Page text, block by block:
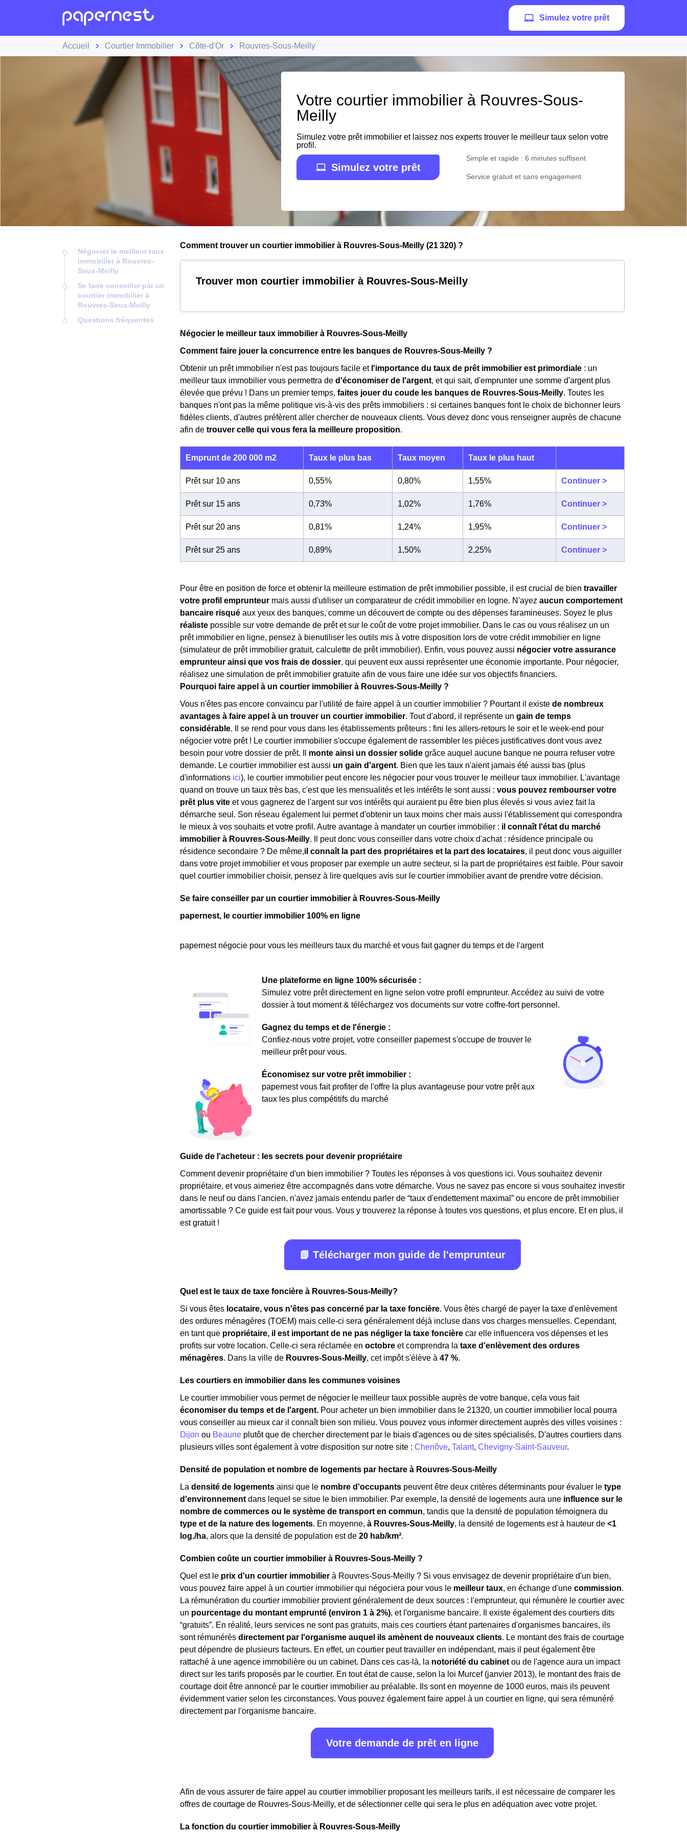
Simulez votre prêt
Accueil Courtier Immobilier Côte-d'Or Rouvres-Sous-Meilly
Votre courtier immobilier à Rouvres-Sous-
Meilly
Simulez votre prêt immobilier et laissez nos experts trouver le meilleur taux selon votre
profil.
Simulez votre prêt
Simple et rapide : 6 minutes suffisent
Service gratuit et sans engagement
Négocier le meilleur taux
immobilier à Rouvres-
Sous-Meilly
Se faire conseiller par un
courtier immobilier à
Rouvres-Sous-Meilly
Questions fréquentes
Comment trouver un courtier immobilier à Rouvres-Sous-Meilly (21 320) ?
Trouver mon courtier immobilier à Rouvres-Sous-Meilly
Négocier le meilleur taux immobilier à Rouvres-Sous-Meilly
Comment faire jouer la concurrence entre les banques de Rouvres-Sous-Meilly ?
Obtenir un prêt immobilier n'est pas toujours facile et l'importance du taux de prêt immobilier est primordiale : un
meilleur taux immobilier vous permettra de d'économiser de l'argent, et qui sait, d'emprunter une somme d'argent plus
élevée que prévu ! Dans un premier temps, faites jouer du coude les banques de Rouvres-Sous-Meilly. Toutes les
banques n'ont pas la même politique vis-à-vis des prêts immobiliers : si certaines banques font le choix de bichonner leurs
fidèles clients, d'autres préfèrent aller chercher de nouveaux clients. Vous devez donc vous renseigner auprès de chacune
afin de trouver celle qui vous fera la meilleure proposition.
Emprunt de 200 000 m2 Taux le plus bas Taux moyen Taux le plus haut
Prêt sur 10 ans 0,55% 0,80% 1,55% Continuer >
Prêt sur 15 ans 0,73% 1,02% 1,76% Continuer >
Prêt sur 20 ans 0,81% 1,24% 1,95% Continuer >
Prêt sur 25 ans 0,89% 1,50% 2,25% Continuer >
Pour être en position de force et obtenir la meilleure estimation de prêt immobilier possible, il est crucial de bien travailler
votre profil emprunteur mais aussi d'utiliser un comparateur de crédit immobilier en logne. N'ayez aucun comportement
bancaire risqué aux yeux des banques, comme un découvert de compte ou des dépenses faramineuses. Soyez le plus
réaliste possible sur votre demande de prêt et sur le coût de votre projet immobilier. Dans le cas ou vous réalisez un un
prêt immobilier en ligne, pensez à bienutiliser les outils mis à votre disposition lors de votre crédit immobilier en ligne
(simulateur de prêt immobilier gratuit, calculette de prêt immobilier). Enfin, vous pouvez aussi négocier votre assurance
emprunteur ainsi que vos frais de dossier, qui peuvent eux aussi représenter une économie importante. Pour négocier,
réalisez une simulation de prêt immobilier gratuite afin de vous faire une idée sur vos objectifs financiers.
Pourquoi faire appel à un courtier immobilier à Rouvres-Sous-Meilly ?
Vous n'êtes pas encore convaincu par l'utilité de faire appel à un courtier immobilier ? Pourtant il existe de nombreux
avantages à faire appel à un trouver un courtier immobilier. Tout d'abord, il représente un gain de temps
considérable. Il se rend pour vous dans les établissements prêteurs : fini les allers-retours le soir et le week-end pour
négocier votre prêt ! Le courtier immobilier s'occupe également de rassembler les pièces justificatives dont vous avez
besoin pour votre dossier de prêt. Il monte ainsi un dossier solide grâce auquel aucune banque ne pourra refuser votre
demande. Le courtier immobilier est aussi un gain d'argent. Bien que les taux n'aient jamais été aussi bas (plus
d'informations ici), le courtier immobilier peut encore les négocier pour vous trouver le meilleur taux immobilier. L'avantage
quand on trouve un taux très bas, c'est que les mensualités et les intérêts le sont aussi : vous pouvez rembourser votre
prêt plus vite et vous gagnerez de l'argent sur vos intérêts qui auraient pu être bien plus élevés si vous aviez fait la
démarche seul. Son réseau également lui permet d'obtenir un taux moins cher mais aussi l'établissement qui correspondra
le mieux à vos souhaits et votre profil. Autre avantage à mandater un courtier immobilier : il connaît l'état du marché
immobilier à Rouvres-Sous-Meilly. Il peut donc vous conseiller dans votre choix d'achat : résidence principale ou
résidence secondaire ? De même,il connaît la part des propriétaires et la part des locataires, il peut donc vous aiguiller
dans votre projet immobilier et vous proposer par exemple un autre secteur, si la part de propriétaires est faible. Pour savoir
quel courtier immobilier choisir, pensez à lire quelques avis sur le courtier immobilier avant de prendre votre décision.
Se faire conseiller par un courtier immobilier à Rouvres-Sous-Meilly
papernest, le courtier immobilier 100% en ligne
papernest négocie pour vous les meilleurs taux du marché et vous fait gagner du temps et de l'argent
Une plateforme en ligne 100% sécurisée :
Simulez votre prêt directement en ligne selon votre profil emprunteur. Accédez au suivi de votre
dossier à tout moment & téléchargez vos documents sur votre coffre-fort personnel.
Gagnez du temps et de l'énergie :
Confiez-nous votre projet, votre conseiller papernest s'occupe de trouver le
meilleur prêt pour vous.
Économisez sur votre prêt immobilier :
papernest vous fait profiter de l'offre la plus avantageuse pour votre prêt aux
taux les plus compétitifs du marché
Guide de l'acheteur : les secrets pour devenir propriétaire
Comment devenir propriétaire d'un bien immobilier ? Toutes les réponses à vos questions ici. Vous souhaitez devenir
propriétaire, et vous aimeriez être accompagnés dans votre démarche. Vous ne savez pas encore si vous souhaitez investir
dans le neuf ou dans l'ancien, n'avez jamais entendu parler de “taux d'endettement maximal” ou encore de prêt immobilier
amortissable ? Ce guide est fait pour vous. Vous y trouverez la réponse à toutes vos questions, et plus encore. Et en plus, il
est gratuit !
📗 Télécharger mon guide de l'emprunteur
Quel est le taux de taxe foncière à Rouvres-Sous-Meilly?
Si vous êtes locataire, vous n'êtes pas concerné par la taxe foncière. Vous êtes chargé de payer la taxe d'enlèvement
des ordures ménagères (TOEM) mais celle-ci sera généralement déjà incluse dans vos charges mensuelles. Cependant,
en tant que propriétaire, il est important de ne pas négliger la taxe foncière car elle influencera vos dépenses et les
profits sur votre location. Celle-ci sera réclamée en octobre et comprendra la taxe d'enlèvement des ordures
ménagères. Dans la ville de Rouvres-Sous-Meilly, cet impôt s'élève à 47 %.
Les courtiers en immobilier dans les communes voisines
Le courtier immobilier vous permet de négocier le meilleur taux possible auprès de votre banque, cela vous fait
économiser du temps et de l'argent. Pour acheter un bien immobilier dans le 21320, un courtier immobilier local pourra
vous conseiller au mieux car il connaît bien son milieu. Vous pouvez vous informer directement auprès des villes voisines :
Dijon ou Beaune plutôt que de chercher directement par le biais d'agences ou de sites spécialisés. D'autres courtiers dans
plusieurs villes sont également à votre disposition sur notre site : Chenôve, Talant, Chevigny-Saint-Sauveur.
Densité de population et nombre de logements par hectare à Rouvres-Sous-Meilly
La densité de logements ainsi que le nombre d'occupants peuvent être deux critères déterminants pour évaluer le type
d'environnement dans lequel se situe le bien immobilier. Par exemple, la densité de logements aura une influence sur le
nombre de commerces ou le système de transport en commun, tandis que la densité de population témoignera du
type et de la nature des logements. En moyenne, à Rouvres-Sous-Meilly, la densité de logements est à hauteur de <1
log./ha, alors que la densité de population est de 20 hab/km².
Combien coûte un courtier immobilier à Rouvres-Sous-Meilly ?
Quel est le prix d'un courtier immobilier à Rouvres-Sous-Meilly ? Si vous envisagez de devenir propriétaire d'un bien,
vous pouvez faire appel à un courtier immobilier qui négociera pour vous le meilleur taux, en échange d'une commission.
La rémunération du courtier immobilier provient généralement de deux sources : l'emprunteur, qui rémunère le courtier avec
un pourcentage du montant emprunté (environ 1 à 2%), et l'organisme bancaire. Il existe également des courtiers dits
“gratuits”. En réalité, leurs services ne sont pas gratuits, mais ces courtiers étant partenaires d'organismes bancaires, ils
sont rémunérés directement par l'organisme auquel ils amènent de nouveaux clients. Le montant des frais de courtage
peut dépendre de plusieurs facteurs. En effet, un courtier peut travailler en indépendant, mais il peut également être
rattaché à une agence immobilière ou un cabinet. Dans ces cas-là, la notoriété du cabinet ou de l'agence aura un impact
direct sur les tarifs proposés par le courtier. En tout état de cause, selon la loi Murcef (janvier 2013), le montant des frais de
courtage doit être annoncé par le courtier immobilier au préalable. Ils sont en moyenne de 1000 euros, mais ils peuvent
évidemment varier selon les circonstances. Vous pouvez également faire appel à un courtier en ligne, qui sera rémunéré
directement par l'organisme bancaire.
Votre demande de prêt en ligne
Afin de vous assurer de faire appel au courtier immobilier proposant les meilleurs tarifs, il est nécessaire de comparer les
offres de courtage de Rouvres-Sous-Meilly, et de sélectionner celle qui sera le plus en adéquation avec votre projet.
La fonction du courtier immobilier à Rouvres-Sous-Meilly